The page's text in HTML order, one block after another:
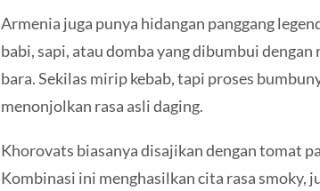
Armenia juga punya hidangan panggang
babi, sapi, atau domba yang dibumbui
bara. Sekilas mirip kebab, tapi proses
menonjolkan rasa asli daging.
Khorovats biasanya disajikan dengan tomat
Kombinasi ini menghasilkan cita rasa smoky,